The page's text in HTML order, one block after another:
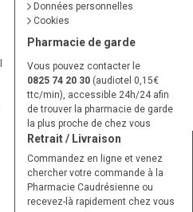
Données personnelles
Cookies
Pharmacie de garde
Vous pouvez contacter le
0825 74 20 30 (audiotel 0,15€
ttc/min), accessible 24h/24 afin
de trouver la pharmacie de garde
la plus proche de chez vous
Retrait / Livraison
Commandez en ligne et venez
chercher votre commande à la
Pharmacie Caudrésienne ou
recevez-là rapidement chez vous